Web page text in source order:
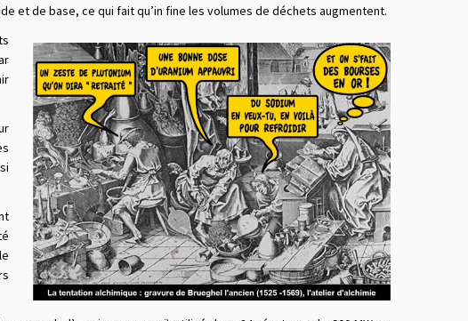
et de base, ce qui fait qu’in fine les volumes de déchets augmentent.